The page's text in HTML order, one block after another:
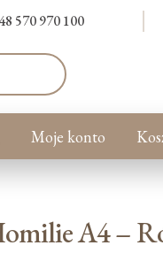
570 970 100
Moje konto
A4 –